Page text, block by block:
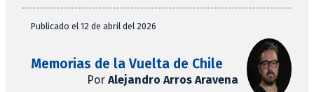
Publicado el 12 de abril del 2026
Memorias de la Vuelta de Chile
Por Alejandro Arros Aravena